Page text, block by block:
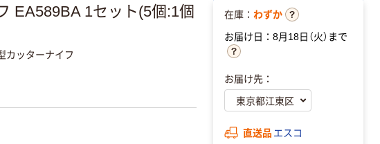
EA589BA 1セット(5個:1個
カッターナイフ
在庫： わずか
お届け日：8月18日（火）まで
お届け先：
直送品 エスコ